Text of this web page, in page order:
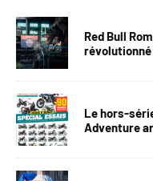
Red Bull
Le hors-
Adventure